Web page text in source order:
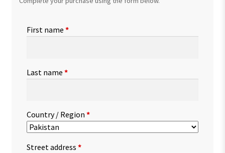
First name *
Last name *
Country / Region *
Street address *